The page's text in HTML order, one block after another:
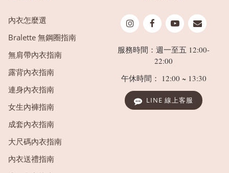
內衣怎麼選
Bralette 無鋼圈指南
無肩帶內衣指南
露背內衣指南
連身內衣指南
女生內褲指南
成套內衣指南
大尺碼內衣指南
內衣送禮指南
服務時間：週一至五 12:00-
22:00
午休時間： 12:00 ~ 13:30
LINE 線上客服